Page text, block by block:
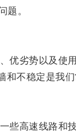
题。
劣势以及使用
不稳定是我们
高速线路和技